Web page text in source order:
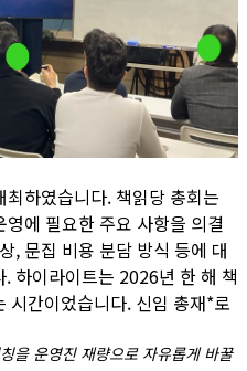
하였습니다. 책읽당 총회는
에 필요한 주요 사항을 의결
, 문집 비용 분담 방식 등에 대
하이라이트는 2026년 한 해 책
시간이었습니다. 신임 총재*로
을 운영진 재량으로 자유롭게 바꿀